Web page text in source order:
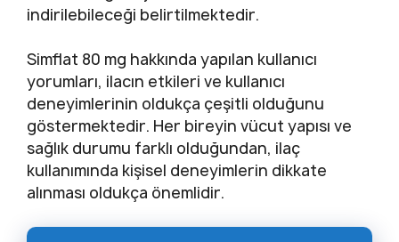
indirilebileceği belirtilmektedir.
Simflat 80 mg hakkında yapılan kullanıcı
yorumları, ilacın etkileri ve kullanıcı
deneyimlerinin oldukça çeşitli olduğunu
göstermektedir. Her bireyin vücut yapısı ve
sağlık durumu farklı olduğundan, ilaç
kullanımında kişisel deneyimlerin dikkate
alınması oldukça önemlidir.